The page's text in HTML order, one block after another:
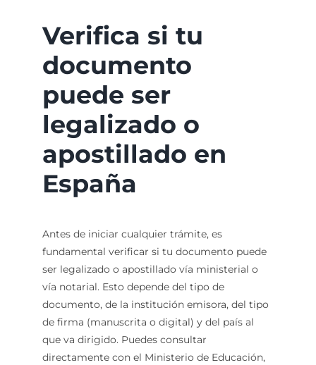
Verifica si tu
documento
puede ser
legalizado o
apostillado en
España
Antes de iniciar cualquier trámite, es
fundamental verificar si tu documento puede
ser legalizado o apostillado vía ministerial o
vía notarial. Esto depende del tipo de
documento, de la institución emisora, del tipo
de firma (manuscrita o digital) y del país al
que va dirigido. Puedes consultar
directamente con el Ministerio de Educación,